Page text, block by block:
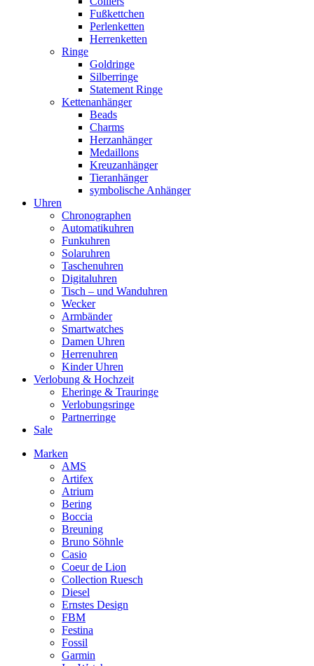
Fußkettchen
Perlenketten
Herrenketten
Ringe
Goldringe
Silberringe
Statement Ringe
Kettenanhänger
Beads
Charms
Herzanhänger
Medaillons
Kreuzanhänger
Tieranhänger
symbolische Anhänger
Uhren
Chronographen
Automatikuhren
Funkuhren
Solaruhren
Taschenuhren
Digitaluhren
Tisch – und Wanduhren
Wecker
Armbänder
Smartwatches
Damen Uhren
Herrenuhren
Kinder Uhren
Verlobung & Hochzeit
Eheringe & Trauringe
Verlobungsringe
Partnerringe
Sale
Marken
AMS
Artifex
Atrium
Bering
Boccia
Breuning
Bruno Söhnle
Casio
Coeur de Lion
Collection Ruesch
Diesel
Ernstes Design
FBM
Festina
Fossil
Garmin